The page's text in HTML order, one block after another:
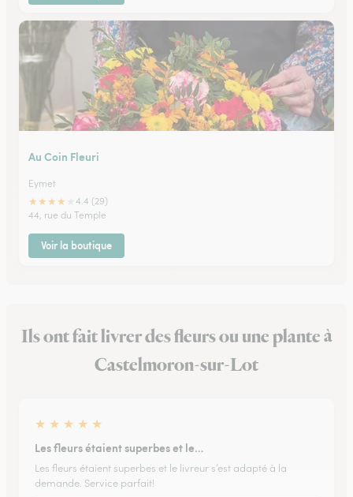
Au Coin Fleuri
Eymet
★★★★
4.4 (29)
44, rue du Temple
Voir la boutique
Ils ont fait livrer des fleurs ou une plante à
Castelmoron-sur-Lot
★ ★ ★ ★ ★
Les fleurs étaient superbes et le…
Les fleurs étaient superbes et le livreur s’est adapté à la
demande. Service parfait!